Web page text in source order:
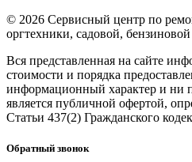
© 2026 Сервисный центр по
оргтехники, садовой,
Вся представленная на сайте
стоимости и порядка
информационный характер и ни
является публичной офертой,
Статьи 437(2) Гражданского
Обратный звонок